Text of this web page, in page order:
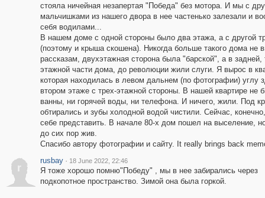
стояла ничейная незапертая "Победа" без мотора. И мы с
мальчишками из нашего двора в нее частенько залезали и
себя водилами...
В нашем доме с одной стороны было два этажа, а с другой
(поэтому и крыша скошена). Никогда больше такого дома не
рассказам, двухэтажная сторона была "барской", а в задней,
этажной части дома, до революции жили слуги. Я вырос в
которая находилась в левом дальнем (по фотографии) углу
втором этаже с трех-этажной стороны. В нашей квартире не
ванны, ни горячей воды, ни телефона. И ничего, жили. Под
обтирались и зубы холодной водой чистили. Сейчас,
себе представить. В начале 80-х дом пошел на выселение,
до сих пор жив.
Спасибо автору фотографии и сайту. It really brings back
r
rusbay · 18 June 2022, 22:46
Я тоже хорошо помню"Победу" , мы в нее забирались через
подкопотное пространство. Зимой она была горкой.